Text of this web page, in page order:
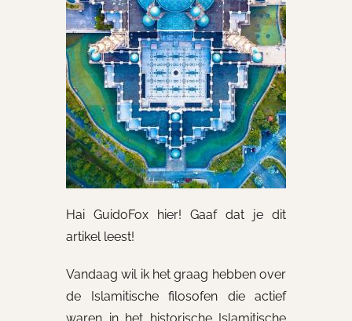
Hai GuidoFox hier! Gaaf dat je dit
artikel leest!
Vandaag wil ik het graag hebben over
de Islamitische filosofen die actief